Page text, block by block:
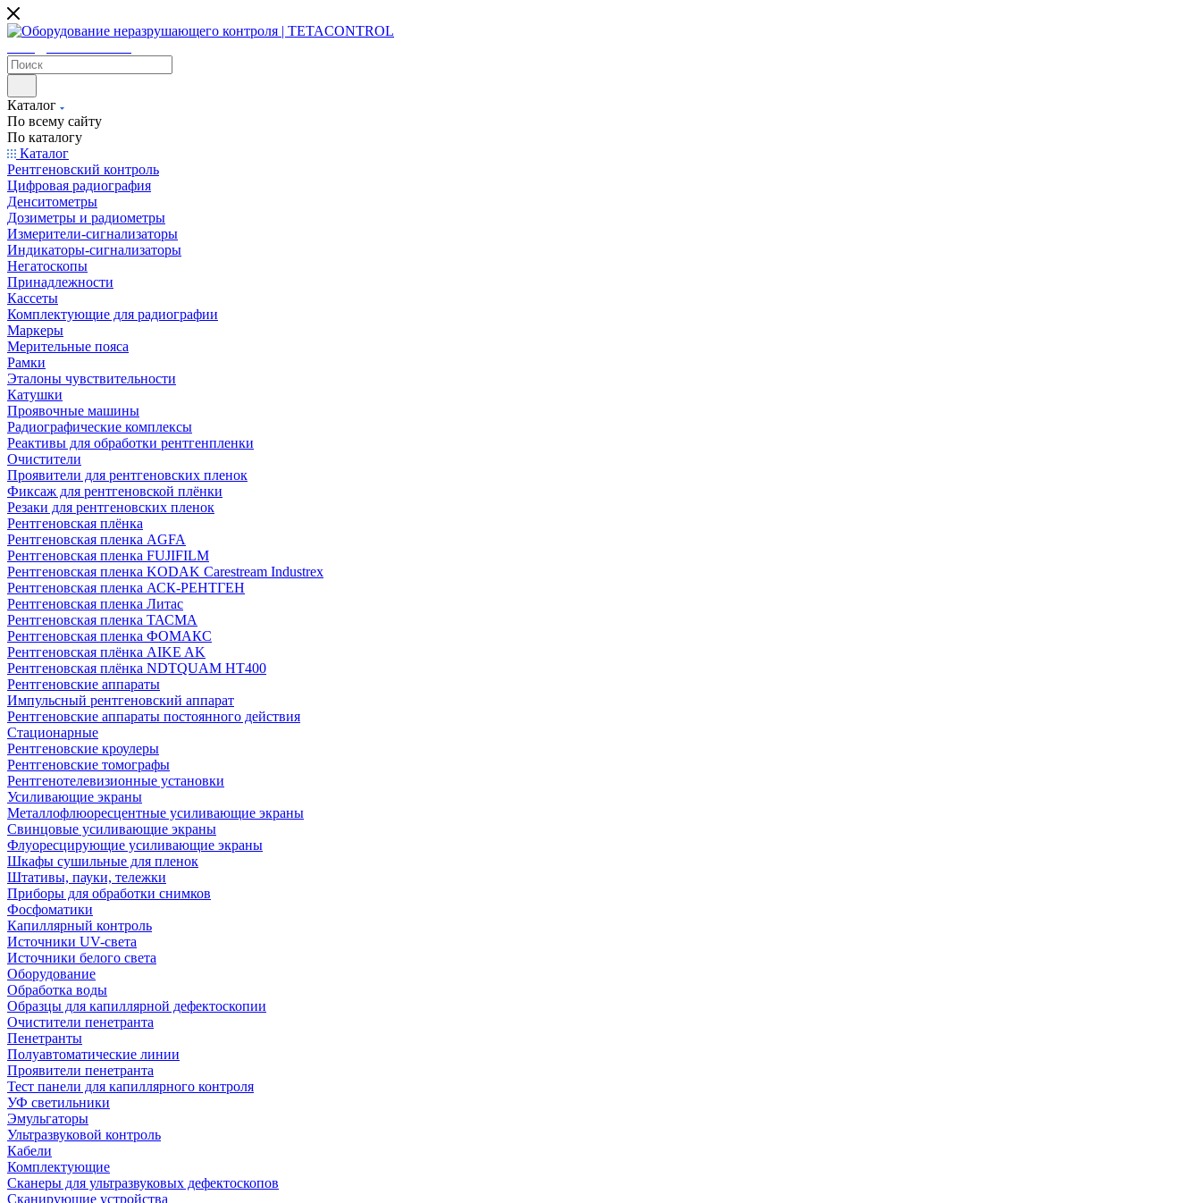
Каталог
По всему сайту
По каталогу
Каталог
Рентгеновский контроль
Цифровая радиография
Денситометры
Дозиметры и радиометры
Измерители-сигнализаторы
Индикаторы-сигнализаторы
Негатоскопы
Принадлежности
Кассеты
Комплектующие для радиографии
Маркеры
Мерительные пояса
Рамки
Эталоны чувствительности
Катушки
Проявочные машины
Радиографические комплексы
Реактивы для обработки рентгенпленки
Очистители
Проявители для рентгеновских пленок
Фиксаж для рентгеновской плёнки
Резаки для рентгеновских пленок
Рентгеновская плёнка
Рентгеновская пленка AGFA
Рентгеновская пленка FUJIFILM
Рентгеновская пленка KODAK Carestream Industrex
Рентгеновская пленка АСК-РЕНТГЕН
Рентгеновская пленка Литас
Рентгеновская пленка ТАСМА
Рентгеновская пленка ФОМАКС
Рентгеновская плёнка AIKE AK
Рентгеновская плёнка NDTQUAM HT400
Рентгеновские аппараты
Импульсный рентгеновский аппарат
Рентгеновские аппараты постоянного действия
Стационарные
Рентгеновские кроулеры
Рентгеновские томографы
Рентгенотелевизионные установки
Усиливающие экраны
Металлофлюоресцентные усиливающие экраны
Свинцовые усиливающие экраны
Флуоресцирующие усиливающие экраны
Шкафы сушильные для пленок
Штативы, пауки, тележки
Приборы для обработки снимков
Фосфоматики
Капиллярный контроль
Источники UV-света
Источники белого света
Оборудование
Обработка воды
Образцы для капиллярной дефектоскопии
Очистители пенетранта
Пенетранты
Полуавтоматические линии
Проявители пенетранта
Тест панели для капиллярного контроля
УФ светильники
Эмульгаторы
Ультразвуковой контроль
Кабели
Комплектующие
Сканеры для ультразвуковых дефектоскопов
Сканирующие устройства